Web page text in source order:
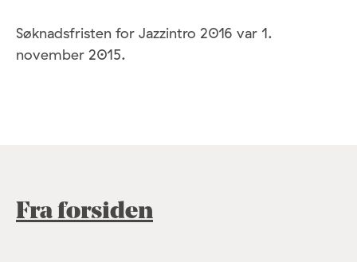
Søknadsfristen for Jazzintro 2016 var 1.
november 2015.
Fra forsiden